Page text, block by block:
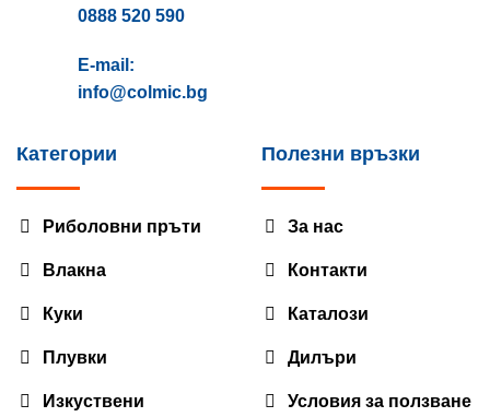
0888 520 590
E-mail:
info@colmic.bg
Категории
Риболовни пръти
Влакна
Куки
Плувки
Изкуствени
Полезни връзки
За нас
Контакти
Каталози
Дилъри
Условия за ползване